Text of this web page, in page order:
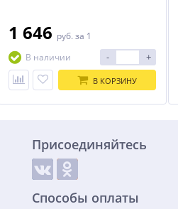
1 646 руб. за 1
В наличии
- +
В КОРЗИНУ
Присоединяйтесь
Способы оплаты